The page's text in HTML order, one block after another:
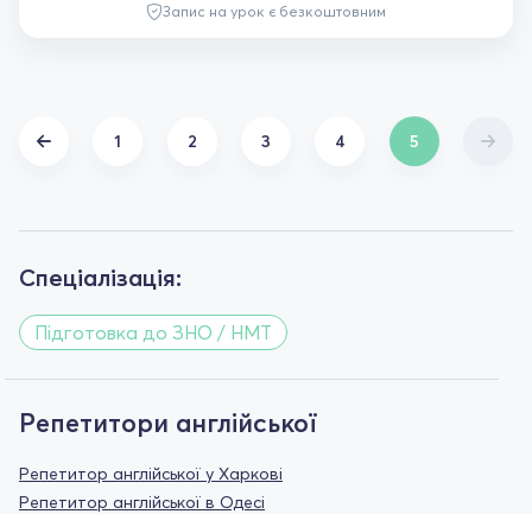
Запис на урок є безкоштовним
1 2 3 4 5
Спеціалізація:
Підготовка до ЗНО / НМТ
Репетитори англійської
Репетитор англійської у Харкові
Репетитор англійської в Одесі